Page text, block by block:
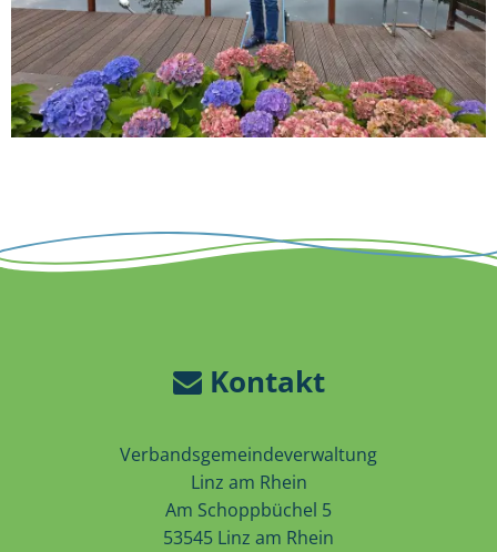
Kontakt
Verbandsgemeindeverwaltung
Linz am Rhein
Am Schoppbüchel 5
53545 Linz am Rhein